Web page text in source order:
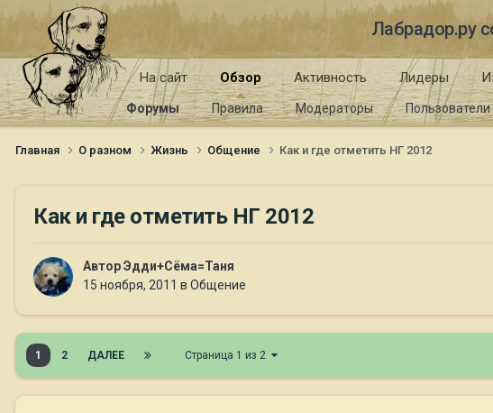
Лабрадор.ру
На сайт Обзор
Форумы Правила Модераторы
Активность Лидеры
Главная О разном Жизнь Общение Как и где отметить НГ 2012
Как и где отметить НГ 2012
АвторЭдди+Сёма=Таня
15 ноября, 2011 в Общение
1 2 ДАЛЕЕ Страница 1 из 2